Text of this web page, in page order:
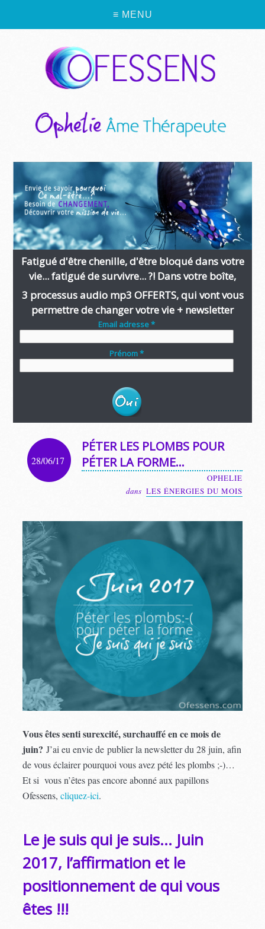
≡ MENU
Fatigué d'être chenille, d'être bloqué dans votre
vie... fatigué de survivre... ?! Dans votre boîte,
3 processus audio mp3 OFFERTS, qui vont vous
permettre de changer votre vie + newsletter
Email adresse *
Prénom *
28/06/17
PÉTER LES PLOMBS POUR
PÉTER LA FORME…
OPHELIE
dans LES ÉNERGIES DU MOIS
Vous êtes senti surexcité, surchauffé en ce mois de
juin? J’ai eu envie de publier la newsletter du 28 juin, afin
de vous éclairer pourquoi vous avez pété les plombs ;-)…
Et si vous n’êtes pas encore abonné aux papillons
Ofessens,cliquez-ici.
Le je suis qui je suis… Juin
2017, l’affirmation et le
positionnement de qui vous
êtes !!!